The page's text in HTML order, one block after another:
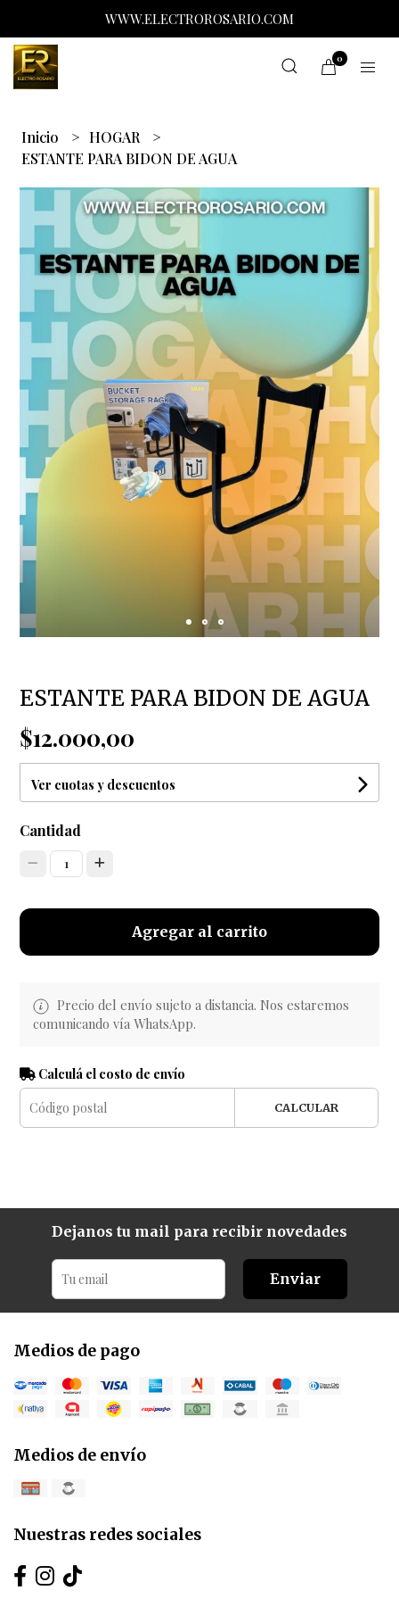
WWW.ELECTROROSARIO.COM
0
Inicio
HOGAR
ESTANTE PARA BIDON DE AGUA
ESTANTE PARA BIDON DE AGUA
$12.000,00
Ver cuotas y descuentos
Cantidad
1
Agregar al carrito
Precio del envío sujeto a distancia. Nos estaremos
comunicando vía WhatsApp.
Calculá el costo de envío
CALCULAR
Dejanos tu mail para recibir novedades
Enviar
Medios de pago
Medios de envío
Nuestras redes sociales